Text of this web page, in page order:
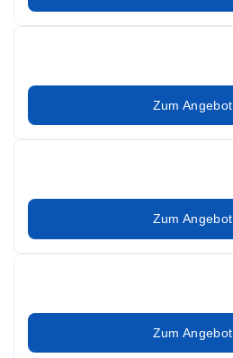
Zum Angebot
Zum Angebot
Zum Angebot